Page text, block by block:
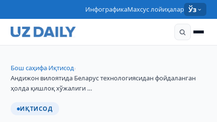
ИнфографикаМахсус лойиҳалар Ўз
Бош саҳифа›Иқтисод›
Андижон вилоятида Беларус технологиясидан фойдаланган
ҳолда қишлоқ хўжалиги …
ИҚТИСОД